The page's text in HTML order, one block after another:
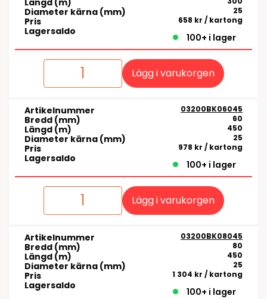
Diameter kärna (mm) 25
Pris 658 kr / kartong
Lagersaldo
100+ i lager
Lägg i varukorgen
Artikelnummer 03200BK06045
Bredd (mm) 60
Längd (m) 450
Diameter kärna (mm) 25
Pris 978 kr / kartong
Lagersaldo
100+ i lager
Lägg i varukorgen
Artikelnummer 03200BK08045
Bredd (mm) 80
Längd (m) 450
Diameter kärna (mm) 25
Pris 1 304 kr / kartong
Lagersaldo
100+ i lager